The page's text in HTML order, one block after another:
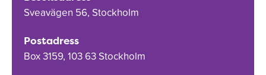
Sveavägen 56, Stockholm
Postadress
Box 3159, 103 63 Stockholm